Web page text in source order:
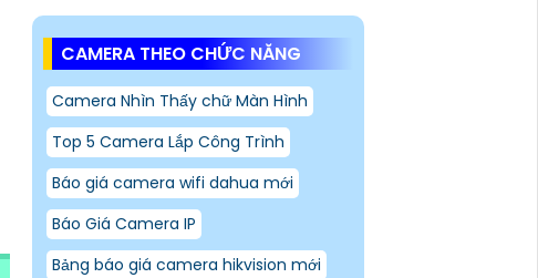
CAMERA THEO CHỨC NĂNG
Camera Nhìn Thấy chữ Màn Hình
Top 5 Camera Lắp Công Trình
Báo giá camera wifi dahua mới
Báo Giá Camera IP
Bảng báo giá camera hikvision mới